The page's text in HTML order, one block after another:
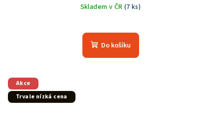
Skladem v ČR (7 ks)
Do košíku
Akce
Trvale nízká cena